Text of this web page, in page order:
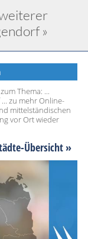
»
Thema: ...
zu mehr Online-
mittelständischen
vor Ort wieder
Übersicht »